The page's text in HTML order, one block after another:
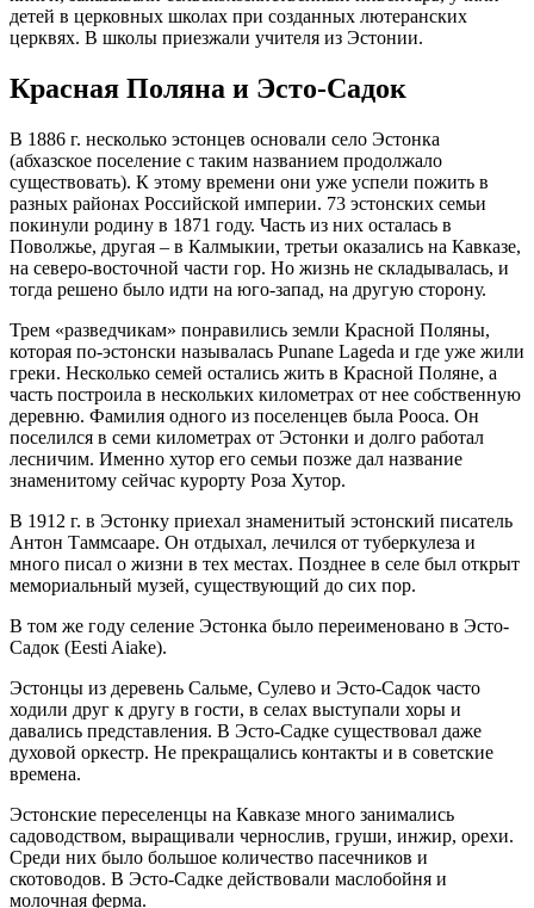
детей в церковных школах при созданных лютеранских
церквях. В школы приезжали учителя из Эстонии.
Красная Поляна и Эсто-Садок
В 1886 г. несколько эстонцев основали село Эстонка
(абхазское поселение с таким названием продолжало
существовать). К этому времени они уже успели пожить в
разных районах Российской империи. 73 эстонских семьи
покинули родину в 1871 году. Часть из них осталась в
Поволжье, другая – в Калмыкии, третьи оказались на Кавказе,
на северо-восточной части гор. Но жизнь не складывалась, и
тогда решено было идти на юго-запад, на другую сторону.
Трем «разведчикам» понравились земли Красной Поляны,
которая по-эстонски называлась Punane Lageda и где уже жили
греки. Несколько семей остались жить в Красной Поляне, а
часть построила в нескольких километрах от нее собственную
деревню. Фамилия одного из поселенцев была Рооса. Он
поселился в семи километрах от Эстонки и долго работал
лесничим. Именно хутор его семьи позже дал название
знаменитому сейчас курорту Роза Хутор.
В 1912 г. в Эстонку приехал знаменитый эстонский писатель
Антон Таммсааре. Он отдыхал, лечился от туберкулеза и
много писал о жизни в тех местах. Позднее в селе был открыт
мемориальный музей, существующий до сих пор.
В том же году селение Эстонка было переименовано в Эсто-
Садок (Eesti Aiake).
Эстонцы из деревень Сальме, Сулево и Эсто-Садок часто
ходили друг к другу в гости, в селах выступали хоры и
давались представления. В Эсто-Садке существовал даже
духовой оркестр. Не прекращались контакты и в советские
времена.
Эстонские переселенцы на Кавказе много занимались
садоводством, выращивали чернослив, груши, инжир, орехи.
Среди них было большое количество пасечников и
скотоводов. В Эсто-Садке действовали маслобойня и
молочная ферма.